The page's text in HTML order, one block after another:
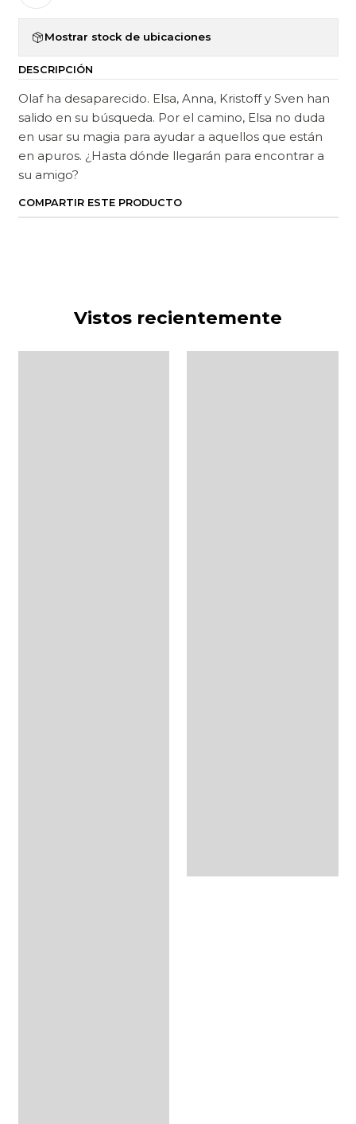
Mostrar stock de ubicaciones
DESCRIPCIÓN
Olaf ha desaparecido. Elsa, Anna, Kristoff y Sven han
salido en su búsqueda. Por el camino, Elsa no duda
en usar su magia para ayudar a aquellos que están
en apuros. ¿Hasta dónde llegarán para encontrar a
su amigo?
COMPARTIR ESTE PRODUCTO
Vistos recientemente